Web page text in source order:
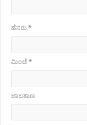
ಹೆಸರು*
ಮಿಂಚೆ*
ಜಾಲತಾಣ